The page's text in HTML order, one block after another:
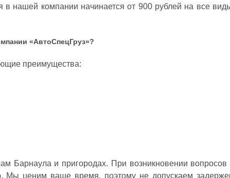
нашей компании начинается от 900 рублей на все
«АвтоСпецГруз»?
преимущества:
Барнаула и пригородах. При возникновении вопросов
Мы ценим ваше время, поэтому не допускаем